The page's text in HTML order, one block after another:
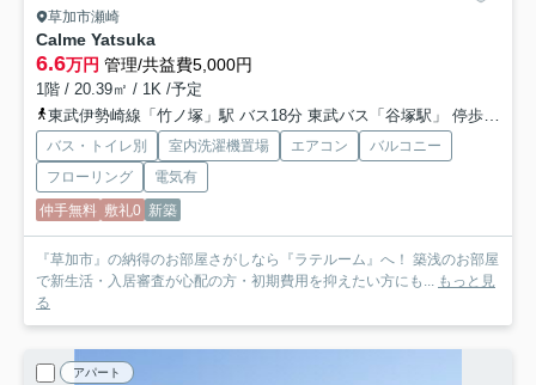
草加市瀬崎
Calme Yatsuka
6.6万円 管理/共益費5,000円
1階 / 20.39㎡ / 1K /予定
東武伊勢崎線「竹ノ塚」駅 バス18分 東武バス「谷塚駅」 停歩8分
バス・トイレ別 室内洗濯機置場 エアコン
バルコニー
フローリング
電気有
仲手無料 敷礼0 新築
『草加市』の納得のお部屋さがしなら『ラテルーム』へ！ 築浅のお部屋
で新生活・入居審査が心配の方・初期費用を抑えたい方にも... もっと見
る
アパート